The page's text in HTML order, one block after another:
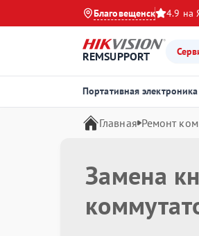
Благовещенск 4.9 на
REMSUPPORT
Портативная электроника
Главная Ремонт
Замена